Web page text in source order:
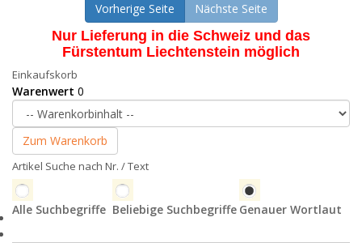
Vorherige Seite
Nächste Seite
Nur Lieferung in die Schweiz und das
Fürstentum Liechtenstein möglich
Einkaufskorb
Warenwert 0
Zum Warenkorb
Artikel Suche nach Nr. / Text
Alle Suchbegriffe Beliebige Suchbegriffe Genauer Wortlaut